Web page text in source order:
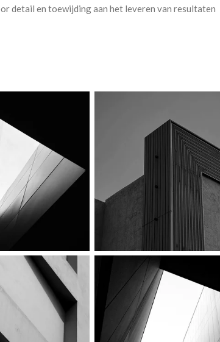
detail en toewijding aan het leveren van resultaten